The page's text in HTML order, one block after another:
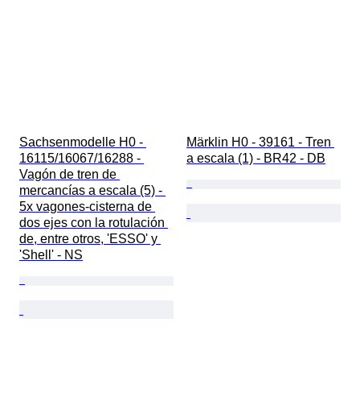
Sachsenmodelle H0 -
16115/16067/16288 -
Vagón de tren de
mercancías a escala (5) -
5x vagones-cisterna de
dos ejes con la rotulación
de, entre otros, 'ESSO' y
'Shell' - NS
Märklin H0 - 39161 - Tren
a escala (1) - BR42 - DB